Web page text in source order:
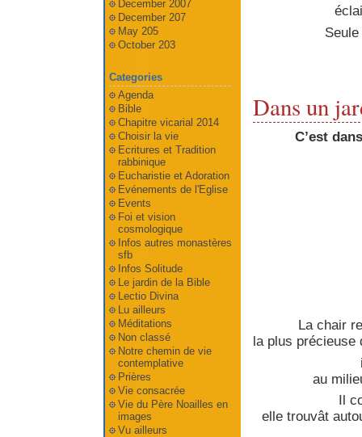
Dans un
C’est
La chair
la plus précieuse
au
Il
elle trouvât
December 2007
December 207
May 205
October 203
Categories
Agenda
Bible
Chapitre vicarial 2014
Choisir la vie
Ecritures et Tradition
rabbinique
Eucharistie et Adoration
Evénements de l'Eglise
Events
Foi et vision
cosmologique
Infos autres monastères
sfb
Infos Solitude
Le jardin de la Bible
Lectio Divina
Lu ailleurs
Méditations
Non classé
Notre chemin de vie
contemplative
Prières
Vie consacrée
Vie du Père Noailles en
images
Vu ailleurs